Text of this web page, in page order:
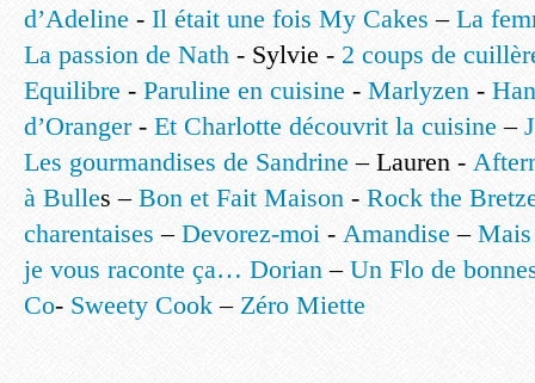
d’Adeline - Il était une fois My Cakes – La
La passion de Nath - Sylvie - 2 coups de
Equilibre - Paruline en cuisine - Marlyzen -
d’Oranger - Et Charlotte découvrit la cuisine –
Les gourmandises de Sandrine – Lauren -
à Bulles – Bon et Fait Maison - Rock the
charentaises – Devorez-moi - Amandise – Mais
je vous raconte ça… Dorian – Un Flo de
Co- Sweety Cook– Zéro Miette